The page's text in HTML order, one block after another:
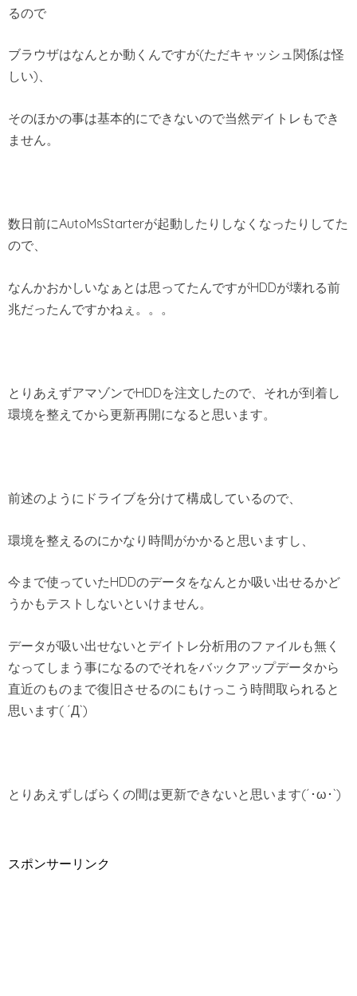
るので
ブラウザはなんとか動くんですが(ただキャッシュ関係は怪
しい)、
そのほかの事は基本的にできないので当然デイトレもでき
ません。
数日前にAutoMsStarterが起動したりしなくなったりしてた
ので、
なんかおかしいなぁとは思ってたんですがHDDが壊れる前
兆だったんですかねぇ。。。
とりあえずアマゾンでHDDを注文したので、それが到着し
環境を整えてから更新再開になると思います。
前述のようにドライブを分けて構成しているので、
環境を整えるのにかなり時間がかかると思いますし、
今まで使っていたHDDのデータをなんとか吸い出せるかど
うかもテストしないといけません。
データが吸い出せないとデイトレ分析用のファイルも無く
なってしまう事になるのでそれをバックアップデータから
直近のものまで復旧させるのにもけっこう時間取られると
思います( ´Д`)
とりあえずしばらくの間は更新できないと思います(´･ω･`)
スポンサーリンク